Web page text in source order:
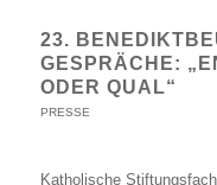
23.
GESPRÄCHE:
ODER QUAL“
PRESSE
Katholische